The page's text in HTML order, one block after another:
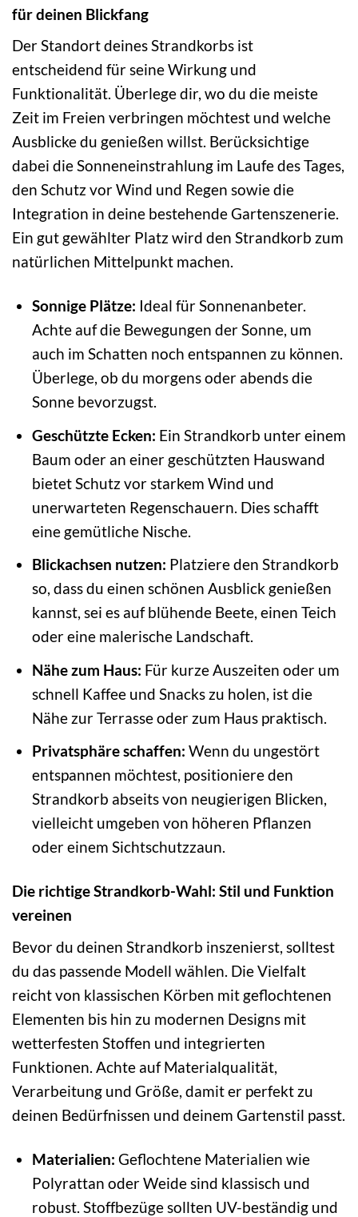
für deinen Blickfang
Der Standort deines Strandkorbs ist
entscheidend für seine Wirkung und
Funktionalität. Überlege dir, wo du die meiste
Zeit im Freien verbringen möchtest und welche
Ausblicke du genießen willst. Berücksichtige
dabei die Sonneneinstrahlung im Laufe des Tages,
den Schutz vor Wind und Regen sowie die
Integration in deine bestehende Gartenszenerie.
Ein gut gewählter Platz wird den Strandkorb zum
natürlichen Mittelpunkt machen.
Sonnige Plätze: Ideal für Sonnenanbeter.
Achte auf die Bewegungen der Sonne, um
auch im Schatten noch entspannen zu können.
Überlege, ob du morgens oder abends die
Sonne bevorzugst.
Geschützte Ecken: Ein Strandkorb unter einem
Baum oder an einer geschützten Hauswand
bietet Schutz vor starkem Wind und
unerwarteten Regenschauern. Dies schafft
eine gemütliche Nische.
Blickachsen nutzen: Platziere den Strandkorb
so, dass du einen schönen Ausblick genießen
kannst, sei es auf blühende Beete, einen Teich
oder eine malerische Landschaft.
Nähe zum Haus: Für kurze Auszeiten oder um
schnell Kaffee und Snacks zu holen, ist die
Nähe zur Terrasse oder zum Haus praktisch.
Privatsphäre schaffen: Wenn du ungestört
entspannen möchtest, positioniere den
Strandkorb abseits von neugierigen Blicken,
vielleicht umgeben von höheren Pflanzen
oder einem Sichtschutzzaun.
Die richtige Strandkorb-Wahl: Stil und Funktion
vereinen
Bevor du deinen Strandkorb inszenierst, solltest
du das passende Modell wählen. Die Vielfalt
reicht von klassischen Körben mit geflochtenen
Elementen bis hin zu modernen Designs mit
wetterfesten Stoffen und integrierten
Funktionen. Achte auf Materialqualität,
Verarbeitung und Größe, damit er perfekt zu
deinen Bedürfnissen und deinem Gartenstil passt.
Materialien: Geflochtene Materialien wie
Polyrattan oder Weide sind klassisch und
robust. Stoffbezüge sollten UV-beständig und